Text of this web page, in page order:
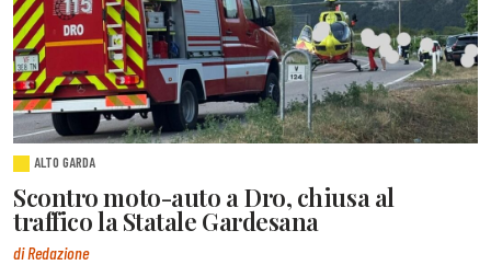
ALTO GARDA
Scontro moto-auto a Dro, chiusa al
traffico la Statale Gardesana
di Redazione